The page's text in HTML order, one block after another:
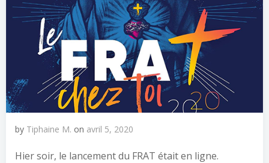
by Tiphaine M. on avril 5, 2020
Hier soir, le lancement du FRAT était en ligne.